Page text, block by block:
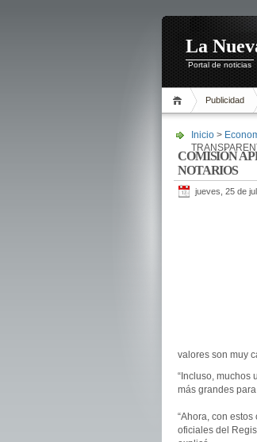
La
Portal de noticias
Publicidad
Inicio >
COMISIÓN
NOTARIOS
jueves, 25 de
valores son muy
“Incluso, muchos
más grandes
“Ahora, con
oficiales del